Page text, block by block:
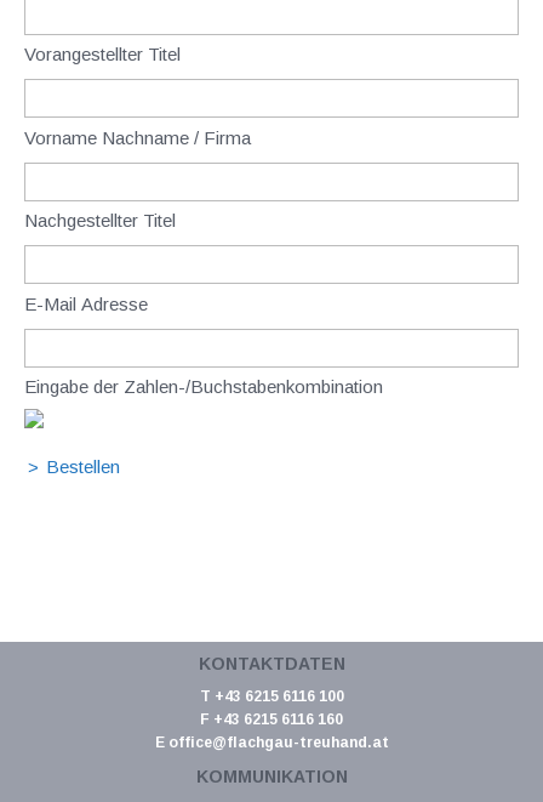
Vorangestellter Titel
Vorname Nachname / Firma
Nachgestellter Titel
E-Mail Adresse
Eingabe der Zahlen-/Buchstabenkombination
KONTAKTDATEN
T +43 6215 6116 100
F +43 6215 6116 160
E office@flachgau-treuhand.at
KOMMUNIKATION